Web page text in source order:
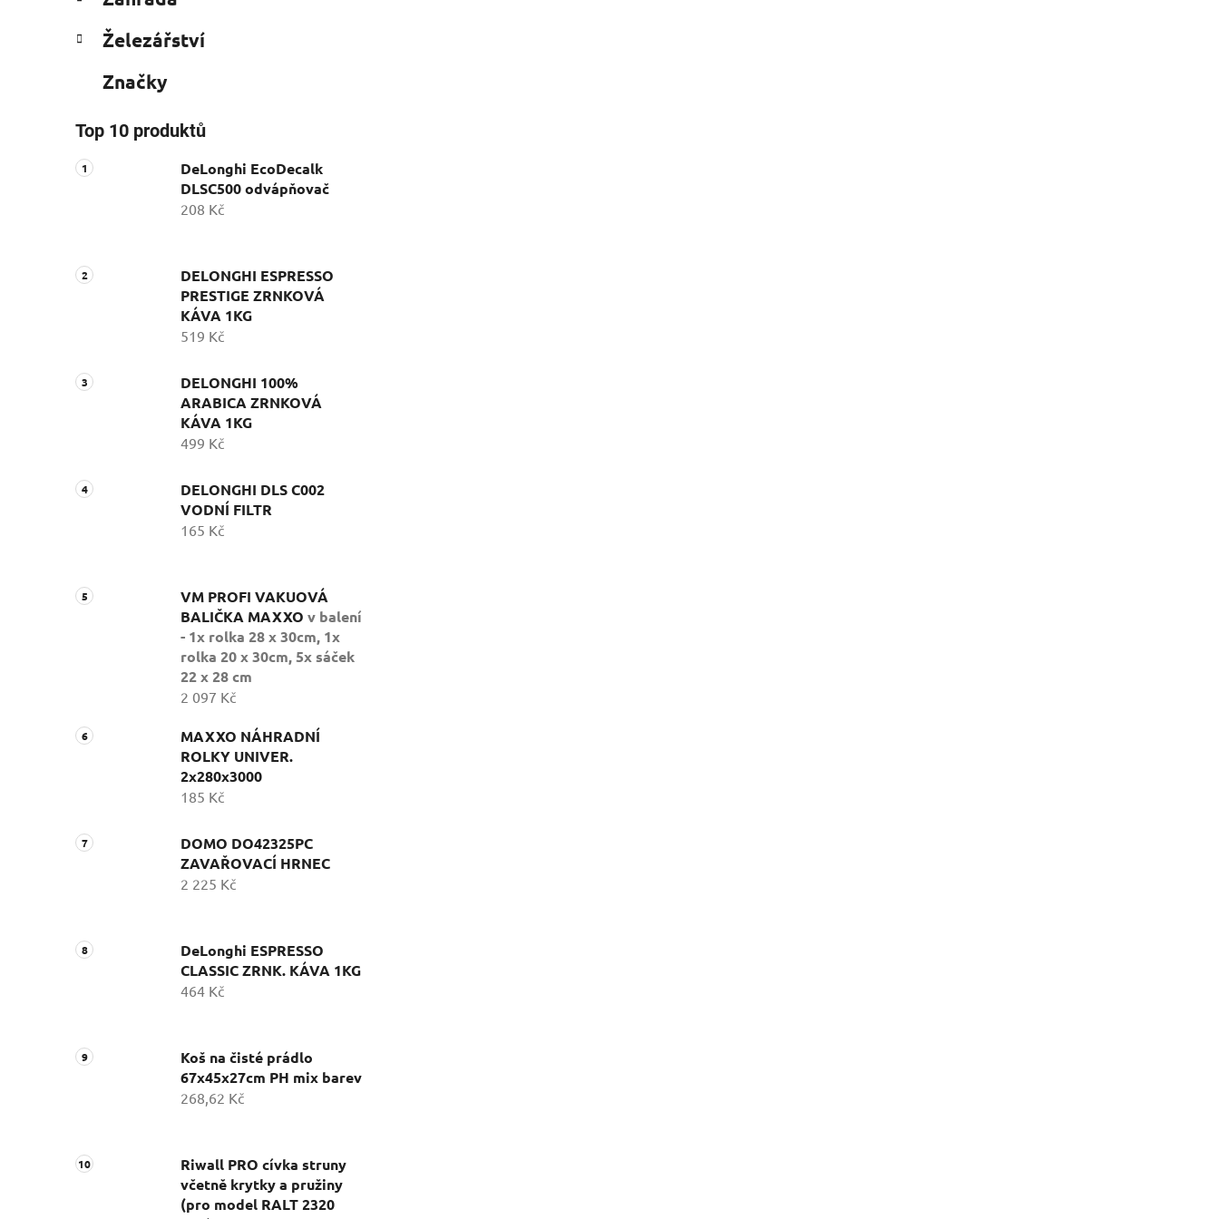
Železářství
Značky
Top 10 produktů
DeLonghi EcoDecalk
DLSC500 odvápňovač
208 Kč
DELONGHI ESPRESSO
PRESTIGE ZRNKOVÁ
KÁVA 1KG
519 Kč
DELONGHI 100%
ARABICA ZRNKOVÁ
KÁVA 1KG
499 Kč
DELONGHI DLS C002
VODNÍ FILTR
165 Kč
VM PROFI VAKUOVÁ
BALIČKA MAXXO v balení
- 1x rolka 28 x 30cm, 1x
rolka 20 x 30cm, 5x sáček
22 x 28 cm
2 097 Kč
MAXXO NÁHRADNÍ
ROLKY UNIVER.
2x280x3000
185 Kč
DOMO DO42325PC
ZAVAŘOVACÍ HRNEC
2 225 Kč
DeLonghi ESPRESSO
CLASSIC ZRNK. KÁVA 1KG
464 Kč
Koš na čisté prádlo
67x45x27cm PH mix barev
268,62 Kč
Riwall PRO cívka struny
včetně krytky a pružiny
(pro model RALT 2320